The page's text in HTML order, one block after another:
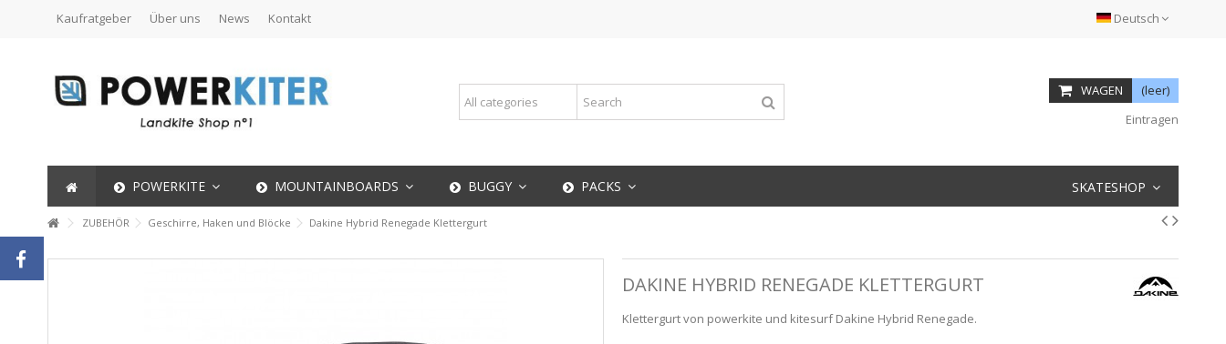
Deutsch
Kaufratgeber Über uns News Kontakt
WAGEN
(leer)
Eintragen
POWERKITE MOUNTAINBOARDS BUGGY PACKS SKATESHOP
ZUBEHÖR Geschirre, Haken und Blöcke Dakine Hybrid Renegade Klettergurt
DAKINE HYBRID RENEGADE KLETTERGURT
Klettergurt von powerkite und kitesurf Dakine Hybrid Renegade.